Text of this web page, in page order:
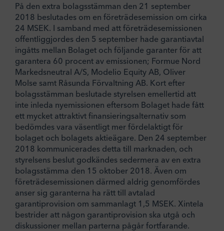
På den extra bolagsstämman den 21 september
2018 beslutades om en företrädesemission om cirka
24 MSEK. I samband med att företrädesemissionen
offentliggjordes den 5 september hade garantiavtal
ingåtts mellan Bolaget och följande garanter för att
garantera 60 procent av emissionen; Formue Nord
Markedsneutral A/S, Modelio Equity AB, Oliver
Molse samt Råsunda Förvaltning AB. Kort efter
bolagsstämman beslutade styrelsen emellertid att
inte inleda nyemissionen eftersom Bolaget hade fått
ett mycket attraktivt finansieringsalternativ som
bedömdes vara väsentligt mer fördelaktigt för
bolaget och bolagets aktieägare. Den 24 september
2018 kommunicerades detta till marknaden, och
styrelsens beslut godkändes sedermera av en extra
bolagsstämma den 15 oktober 2018. Även om
företrädesemissionen därmed aldrig genomfördes
anser sig garanterna ha rätt till avtalad
garantiprovision om sammanlagt 1,5 MSEK. Xintela
bestrider att någon garantiprovision ska utgå och
diskussioner mellan parterna pågår fortfarande.